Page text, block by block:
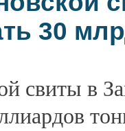
30
свиты в